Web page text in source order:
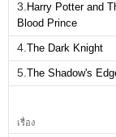
3. Harry Potter and
Blood Prince
4. The Dark Knight
5. The Shadow's
เรื่อง